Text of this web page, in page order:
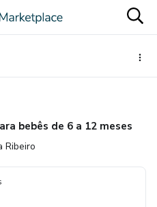
bebês de 6 a 12 meses
Ribeiro